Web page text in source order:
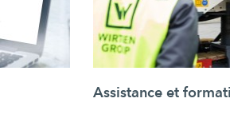
Assistance et